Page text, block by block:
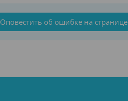
Оповестить об ошибке на странице